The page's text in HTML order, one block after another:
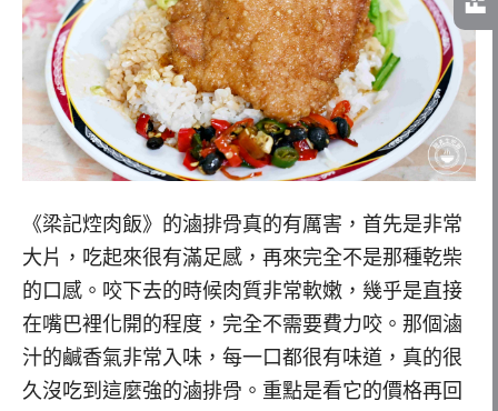
《梁記焢肉飯》的滷排骨真的有厲害，首先是非常
大片，吃起來很有滿足感，再來完全不是那種乾柴
的口感。咬下去的時候肉質非常軟嫩，幾乎是直接
在嘴巴裡化開的程度，完全不需要費力咬。那個滷
汁的鹹香氣非常入味，每一口都很有味道，真的很
久沒吃到這麼強的滷排骨。重點是看它的價格再回